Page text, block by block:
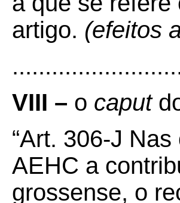
artigo. (efeitos
VIII – o caput
“Art. 306-J
AEHC a
grossense, o